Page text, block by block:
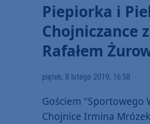
Piepiorka i
Chojniczance
Rafałem
piątek, 8 lutego 2019, 16:58
Gościem "Sportowego
Chojnice Irmina